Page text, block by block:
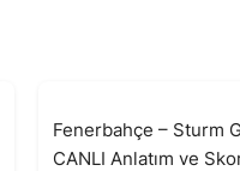
Fenerbahçe – Sturm
CANLI Anlatım ve